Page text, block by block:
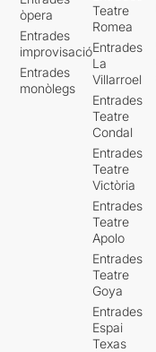
òpera
Entrades
improvisació
Entrades
monòlegs
Teatre
Romea
Entrades
La
Villarroel
Entrades
Teatre
Condal
Entrades
Teatre
Victòria
Entrades
Teatre
Apolo
Entrades
Teatre
Goya
Entrades
Espai
Texas